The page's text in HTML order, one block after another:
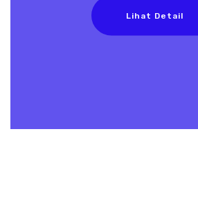
Lihat Detail